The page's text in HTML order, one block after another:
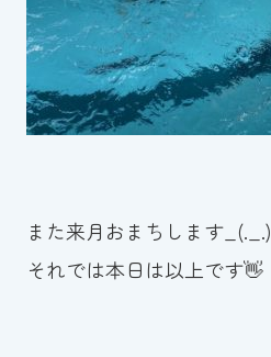
また来月おまちします_(._.)_
それでは本日は以上です👋